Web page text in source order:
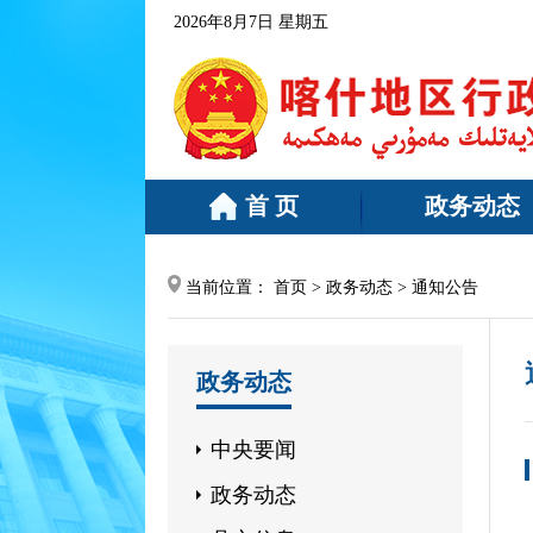
2026年8月7日 星期五
[2026-08-06] 中国人民银行喀什地区分行
首 页 政务动态
当前位置： 首页 > 政务动态 > 通知公告
政务动态
中央要闻
政务动态